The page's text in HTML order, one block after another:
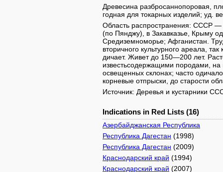
Древесина разбросаннопоровая,
годная для токарных изделий; уд.
Область распространения: СССР —
(по Пянджу), в Закавказье, Крыму
Средиземноморье; Афганистан.
вторичного культурного ареала,
дичает. Живет до 150—200 лет.
известьсодержащими породами, на
освещенных склонах; часто
корневые отпрыски, до старости
Источник: Деревья и кустарники
Indications in Red Lists (16)
Азербайджанская Республика
Республика Дагестан (1998)
Республика Дагестан (2009)
Краснодарский край (1994)
Краснодарский край (2007)